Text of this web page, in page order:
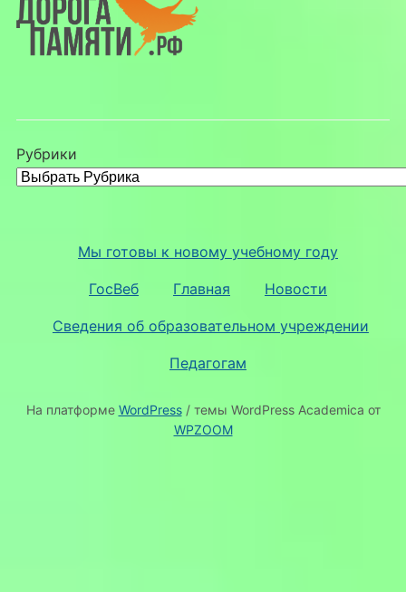
Рубрики
Мы готовы к новому учебному году
ГосВеб Главная Новости
Сведения об образовательном учреждении
Педагогам
На платформе WordPress/ темы WordPress Academica от
WPZOOM